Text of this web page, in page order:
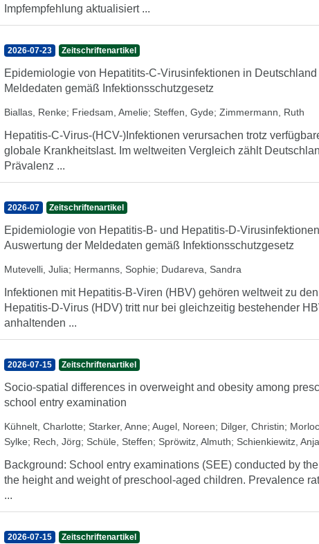
Impfempfehlung aktualisiert ...
2026-07-23 Zeitschriftenartikel
Epidemiologie von Hepatitits-C-Virusinfektionen in
Meldedaten gemäß Infektionsschutzgesetz
Biallas, Renke; Friedsam, Amelie; Steffen, Gyde; Zimmermann, Ruth
Hepatitis-C-Virus-(HCV-)Infektionen verursachen trotz
globale Krankheitslast. Im weltweiten Vergleich zählt
Prävalenz ...
2026-07 Zeitschriftenartikel
Epidemiologie von Hepatitis-B- und Hepatitis-D-
Auswertung der Meldedaten gemäß Infektionsschutzgesetz
Mutevelli, Julia; Hermanns, Sophie; Dudareva, Sandra
Infektionen mit Hepatitis-B-Viren (HBV) gehören weltweit zu
Hepatitis-D-Virus (HDV) tritt nur bei gleichzeitig bestehender
anhaltenden ...
2026-07-15 Zeitschriftenartikel
Socio-spatial differences in overweight and obesity among
school entry examination
Kühnelt, Charlotte; Starker, Anne; Augel, Noreen; Dilger, Christin;
Sylke; Rech, Jörg; Schüle, Steffen; Spröwitz, Almuth; Schienkiewitz, Anja
Background: School entry examinations (SEE) conducted by
the height and weight of preschool-aged children. Prevalence
...
2026-07-15 Zeitschriftenartikel